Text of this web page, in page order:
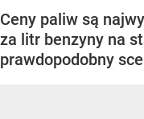
Ceny paliw są
za litr benzyny na
prawdopodobny